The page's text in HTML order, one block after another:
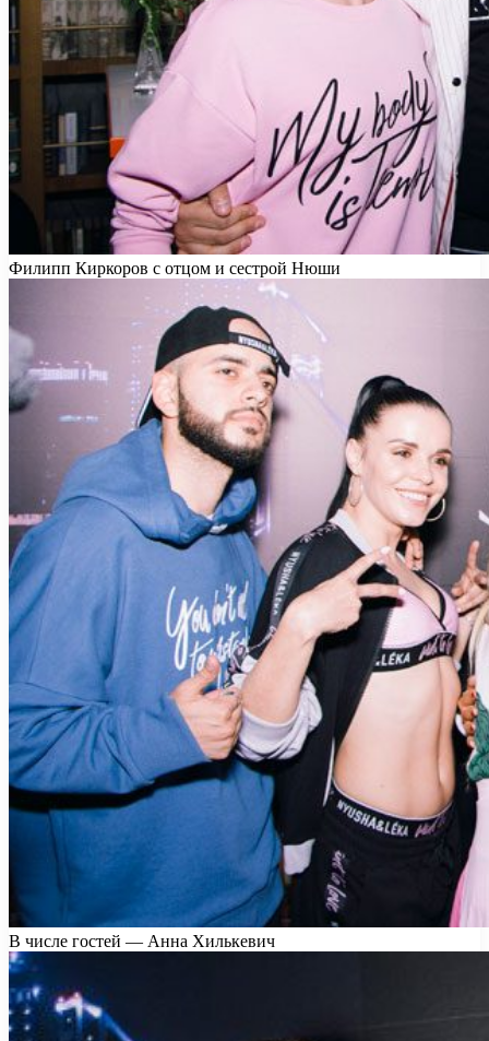
Филипп Киркоров с отцом и сестрой Нюши
В числе гостей — Анна Хилькевич